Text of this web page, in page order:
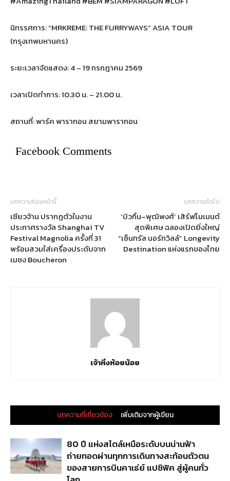
นิทรรศการ: “MRKREME: THE FURRYWAYS” ASIA TOUR
(กรุงเทพมหานคร)
ระยะเวลาจัดแสดง: 4 – 19 กรกฎาคม 2569
เวลาเปิดทำการ: 10.30 น. – 21.00 น.
สถานที่: พาร์ค พารากอน สยามพารากอน
Facebook Comments
บทความก่อนหน้านี้
เซียวจ้าน ปรากฏตัวในงาน
ประกาศรางวัล Shanghai TV
Festival Magnolia ครั้งที่ 31
พร้อมสวมใส่เครื่องประดับจาก
เมซง Boucheron
บทความถัดไป
‘บิวกิ้น–พุฒิพงศ์’ เสิร์ฟโมเมนต์
สุดพิเศษ ฉลองเปิดยิ่งใหญ่
“เซ็นทรัล นอร์ทวิลล์” Longevity
Destination แห่งแรกของไทย
เจ้าหิ่งห้อยน้อย
บทความที่เกี่ยวข้อง เพิ่มเติมจากผู้เขียน
80 ปี แห่งสไตล์เหนือระดับบนน่านฟ้า
ถ่ายทอดผ่านทุกการเดินทางสะท้อนตัวตน
ของสายการบินคาเธ่ย์ แปซิฟิค สู่ผู้คนทั่ว